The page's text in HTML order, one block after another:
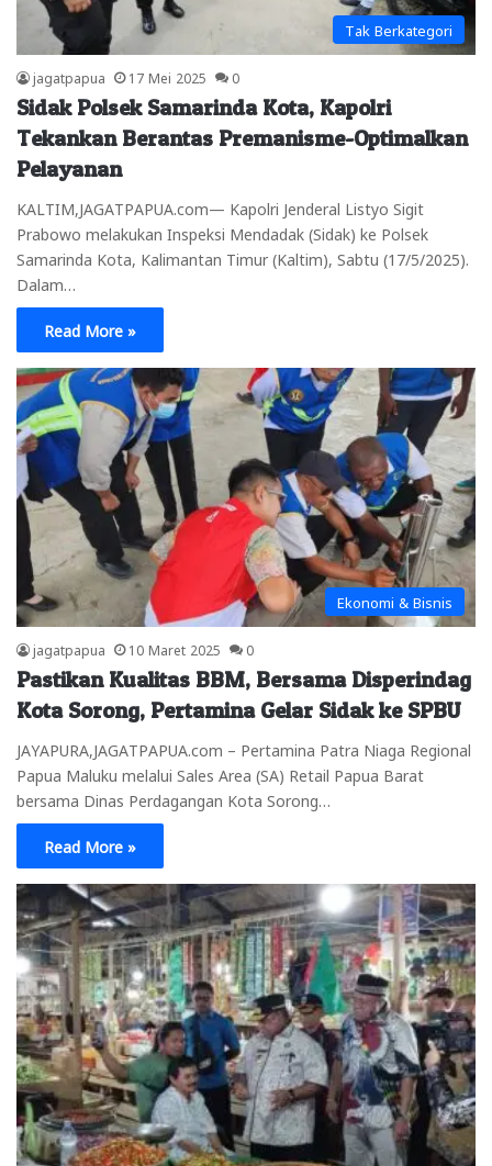
Tak Berkategori
jagatpapua 17 Mei 2025 0
Sidak Polsek Samarinda Kota, Kapolri
Tekankan Berantas Premanisme-Optimalkan
Pelayanan
KALTIM,JAGATPAPUA.com— Kapolri Jenderal Listyo Sigit
Prabowo melakukan Inspeksi Mendadak (Sidak) ke Polsek
Samarinda Kota, Kalimantan Timur (Kaltim), Sabtu (17/5/2025).
Dalam…
Read More »
Ekonomi & Bisnis
jagatpapua 10 Maret 2025 0
Pastikan Kualitas BBM, Bersama Disperindag
Kota Sorong, Pertamina Gelar Sidak ke SPBU
JAYAPURA,JAGATPAPUA.com – Pertamina Patra Niaga Regional
Papua Maluku melalui Sales Area (SA) Retail Papua Barat
bersama Dinas Perdagangan Kota Sorong…
Read More »